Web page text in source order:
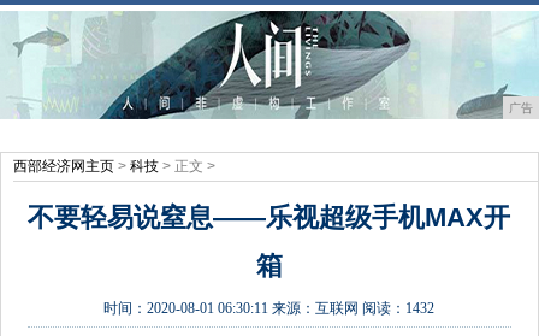
广告
西部经济网主页 > 科技 > 正文 >
不要轻易说窒息——乐视超级手机MAX开
箱
时间：2020-08-01 06:30:11 来源：互联网 阅读：1432